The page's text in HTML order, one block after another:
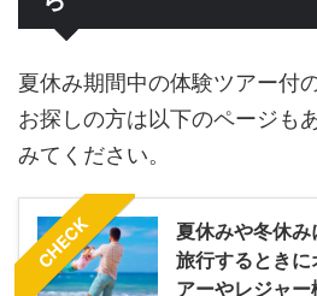
夏休み期間中の体験ツアー付
お探しの方は以下のページも
みてください。
CHECK
夏休みや冬休
旅行するとき
アーやレジャ